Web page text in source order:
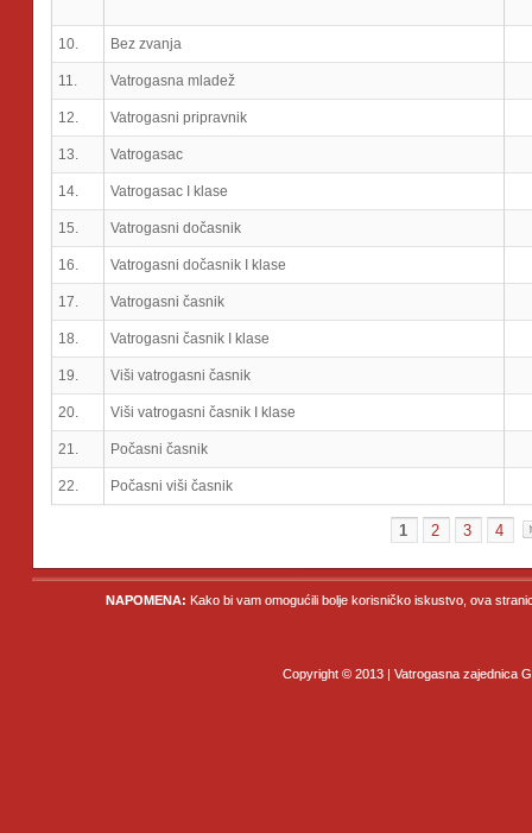
10. Bez zvanja
11. Vatrogasna mladež
12. Vatrogasni pripravnik
13. Vatrogasac
14. Vatrogasac I klase
15. Vatrogasni dočasnik
16. Vatrogasni dočasnik I klase
17. Vatrogasni časnik
18. Vatrogasni časnik I klase
19. Viši vatrogasni časnik
20. Viši vatrogasni časnik I klase
21. Počasni časnik
22. Počasni viši časnik
1 2 3 4
NAPOMENA: Kako bi vam omogućili bolje korisničko iskustvo, ova
Copyright © 2013 | Vatrogasna zajednica